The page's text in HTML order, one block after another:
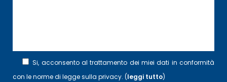
Si, acconsento al trattamento dei miei dati in conformità
con le norme di legge sulla privacy. (leggi tutto)